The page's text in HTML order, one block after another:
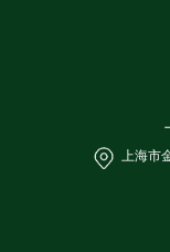
上海市